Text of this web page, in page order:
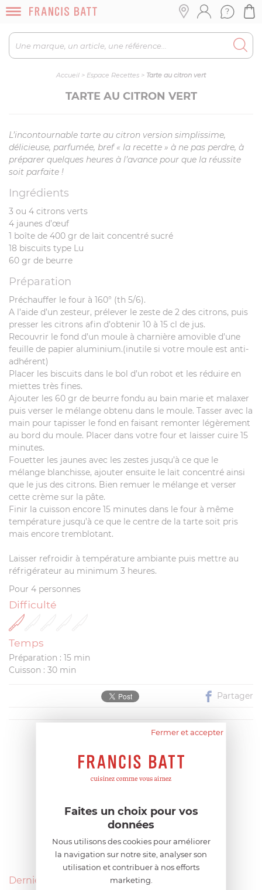
Accueil > Espace Recettes > Tarte au citron vert
TARTE AU CITRON VERT
L’incontournable tarte au citron version simplissime,
délicieuse, parfumée, bref « la recette » à ne pas perdre, à
préparer quelques heures à l’avance pour que la réussite
soit parfaite !
Ingrédients
3 ou 4 citrons verts
4 jaunes d’œuf
1 boîte de 400 gr de lait concentré sucré
18 biscuits type Lu
60 gr de beurre
Préparation
Préchauffer le four à 160° (th 5/6).
A l’aide d’un zesteur, prélever le zeste de 2 des citrons, puis
presser les citrons afin d’obtenir 10 à 15 cl de jus.
Recouvrir le fond d’un moule à charnière amovible d’une
feuille de papier aluminium.(inutile si votre moule est anti-
adhérent)
Placer les biscuits dans le bol d’un robot et les réduire en
miettes très fines.
Ajouter les 60 gr de beurre fondu au bain marie et malaxer
puis verser le mélange obtenu dans le moule. Tasser avec la
main pour tapisser le fond en faisant remonter légèrement
au bord du moule. Placer dans votre four et laisser cuire 15
minutes.
Fouetter les jaunes avec les zestes jusqu’à ce que le
mélange blanchisse, ajouter ensuite le lait concentré ainsi
que le jus des citrons. Bien remuer le mélange et verser
cette crème sur la pâte.
Finir la cuisson encore 15 minutes dans le four à même
température jusqu’à ce que le centre de la tarte soit pris
mais encore tremblotant.
Laisser refroidir à température ambiante puis mettre au
réfrigérateur au minimum 3 heures.
Pour 4 personnes
Difficulté
Temps
Préparation : 15 min
Cuisson : 30 min
Partager
Derniers avis produits
Fermer et accepter
Faites un choix pour vos
données
Nous utilisons des cookies pour améliorer
la navigation sur notre site, analyser son
utilisation et contribuer à nos efforts
marketing.